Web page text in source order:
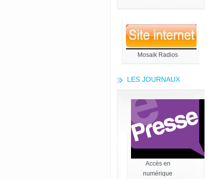
Mosaik Radios
LES JOURNAUX
Accès en
numérique